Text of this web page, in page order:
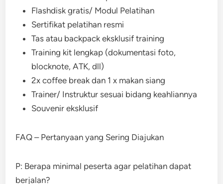
Flashdisk gratis/ Modul Pelatihan
Sertifikat pelatihan resmi
Tas atau backpack eksklusif training
Training kit lengkap (dokumentasi foto,
blocknote, ATK, dll)
2x coffee break dan 1 x makan siang
Trainer/ Instruktur sesuai bidang keahliannya
Souvenir eksklusif
FAQ – Pertanyaan yang Sering Diajukan
P: Berapa minimal peserta agar pelatihan dapat
berjalan?